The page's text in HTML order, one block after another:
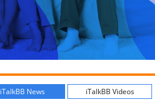
iTalkBB News iTalkBB Videos